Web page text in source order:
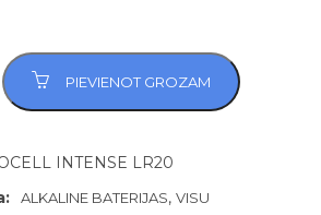
PIEVIENOT GROZAM
INTENSE LR20
ALKALINE BATERIJAS, VISU